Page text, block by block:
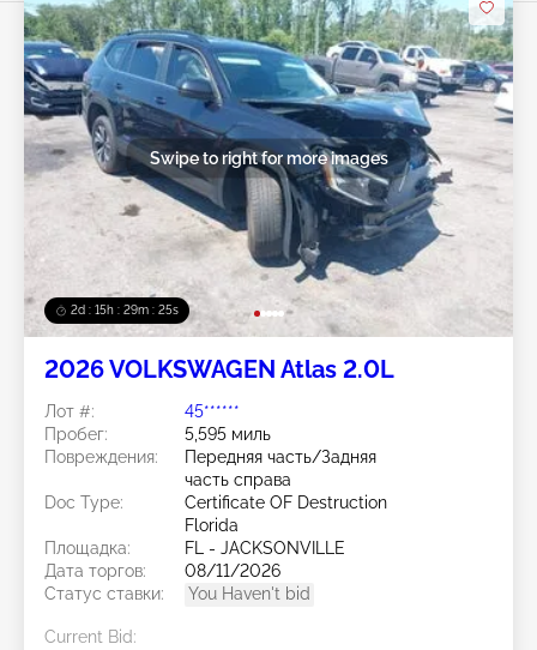
2d : 15h : 29m : 22s
Swipe to right for more images
2026 VOLKSWAGEN Atlas 2.0L
Лот #:
45******
Пробег:
5,595 миль
Повреждения:
Передняя часть/Задняя
часть справа
Doc Type:
Certificate OF Destruction
Florida
Площадка:
FL - JACKSONVILLE
Дата торгов:
08/11/2026
Статус ставки:
You Haven't bid
Current Bid: